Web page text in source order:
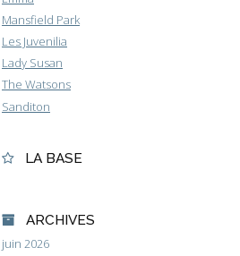
Mansfield Park
Les Juvenilia
Lady Susan
The Watsons
Sanditon
LA BASE
ARCHIVES
juin 2026